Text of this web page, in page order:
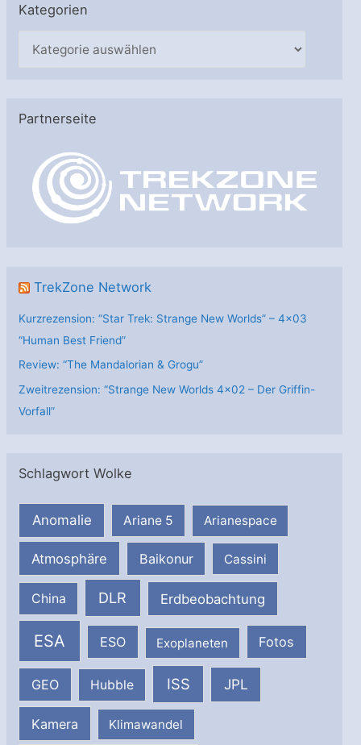
Kategorien
g
Partnerseite
TrekZone Network
Kurzrezension: “Star Trek: Strange New Worlds” – 4×03
“Human Best Friend”
Review: “The Mandalorian & Grogu”
Zweitrezension: “Strange New Worlds 4×02 – Der Griffin-
Vorfall”
Schlagwort Wolke
Anomalie Ariane 5 Arianespace
Atmosphäre Baikonur Cassini
China DLR Erdbeobachtung
ESA ESO Exoplaneten Fotos
GEO Hubble ISS JPL
Kamera Klimawandel